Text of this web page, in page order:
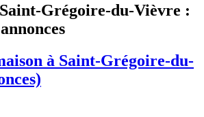
Grégoire-du-Vièvre :
à Saint-Grégoire-du-